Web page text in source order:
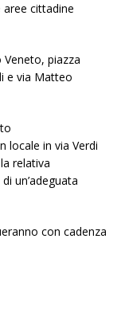
cittadine
Veneto, piazza
e via Matteo
locale in via Verdi
relativa
un’adeguata
con cadenza